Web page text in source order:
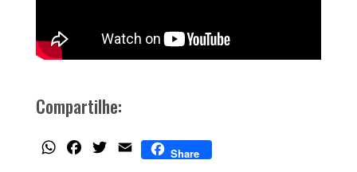
Compartilhe:
WhatsAppFacebook
TwitterEmail Share